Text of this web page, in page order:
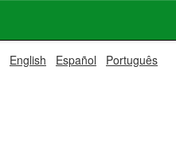
English Español Português